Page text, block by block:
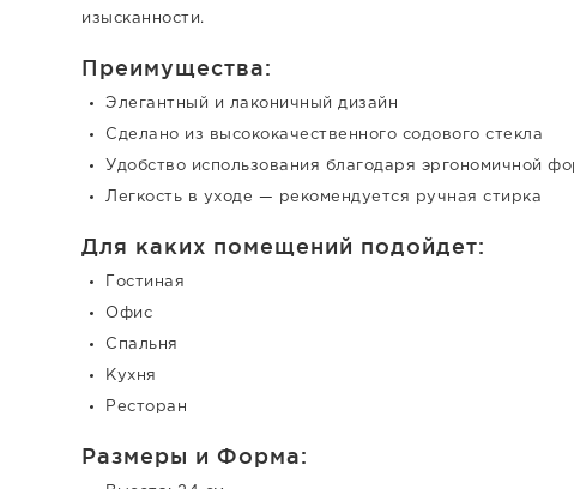
изысканности.
Преимущества:
Элегантный и лаконичный дизайн
Сделано из высококачественного содового стекла
Удобство использования благодаря эргономичной
Легкость в уходе — рекомендуется ручная стирка
Для каких помещений подойдет:
Гостиная
Офис
Спальня
Кухня
Ресторан
Размеры и Форма: